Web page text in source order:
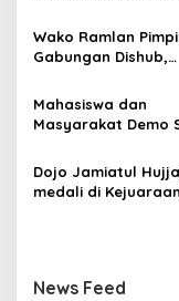
p
o
s
Kampus UFDK
Wako Ramlan
Gabungan Dishub,
Persiapan
Pelajar
Mahasiswa dan
Masyarakat Demo
PP, GMNI Bukittinggi
Kecewa Wali Kota
DPRD Tak Hadir
Dojo Jamiatul
medali di
News Feed